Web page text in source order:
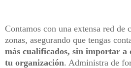
Contamos con una extensa red de
zonas, asegurando que tengas
más cualificados, sin importar a
tu organización. Administra de